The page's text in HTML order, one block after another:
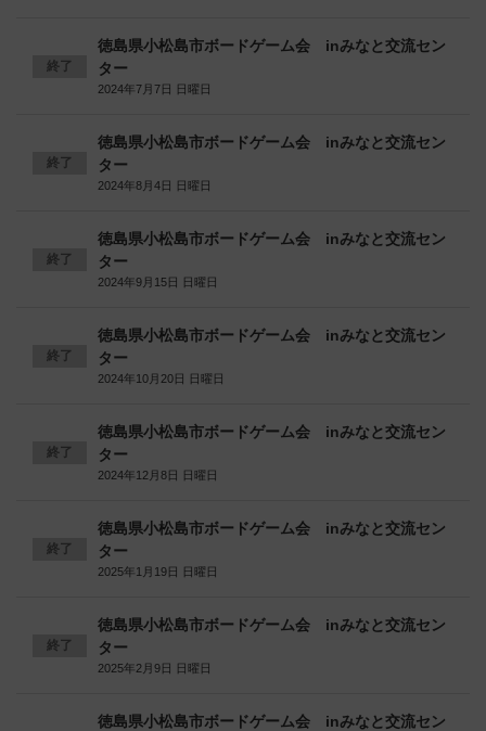
終了
徳島県小松島市ボードゲーム会 inみなと交流セン
ター
2024年7月7日 日曜日
終了
徳島県小松島市ボードゲーム会 inみなと交流セン
ター
2024年8月4日 日曜日
終了
徳島県小松島市ボードゲーム会 inみなと交流セン
ター
2024年9月15日 日曜日
終了
徳島県小松島市ボードゲーム会 inみなと交流セン
ター
2024年10月20日 日曜日
終了
徳島県小松島市ボードゲーム会 inみなと交流セン
ター
2024年12月8日 日曜日
終了
徳島県小松島市ボードゲーム会 inみなと交流セン
ター
2025年1月19日 日曜日
終了
徳島県小松島市ボードゲーム会 inみなと交流セン
ター
2025年2月9日 日曜日
徳島県小松島市ボードゲーム会 inみなと交流セン